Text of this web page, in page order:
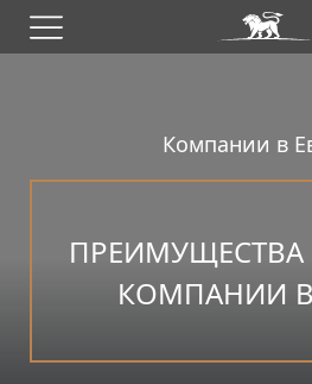
Компании в
ПРЕИМУЩЕСТВА
КОМПАНИИ